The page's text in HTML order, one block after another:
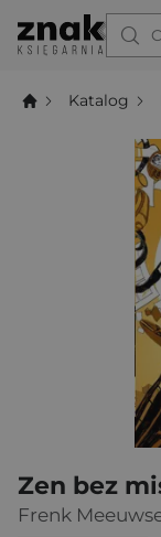
Katalog
Zen bez
Frenk